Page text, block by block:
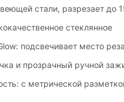
стали, разрезает до
стеклянное
подсвечивает место
и прозрачный ручной
с метрической